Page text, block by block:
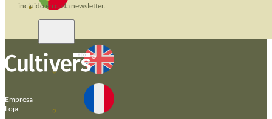
incluido en cada newsletter.
Empresa
Loja